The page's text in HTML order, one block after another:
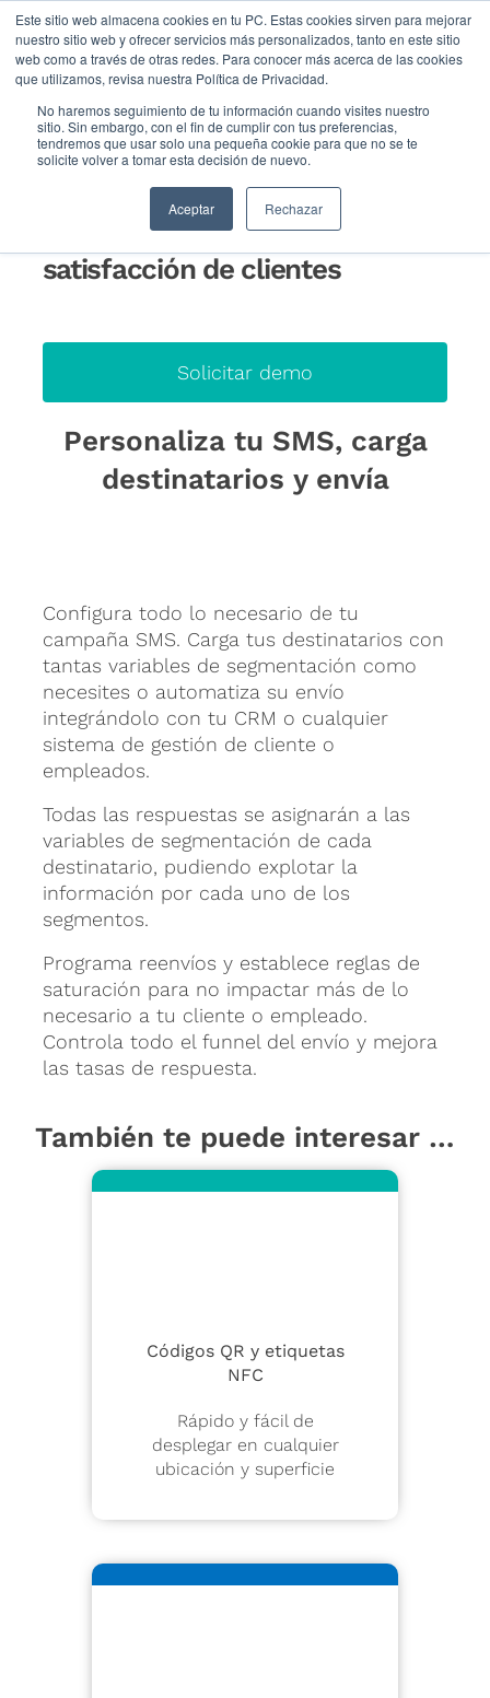
Este sitio web almacena cookies en tu PC. Estas cookies sirven para mejorar
nuestro sitio web y ofrecer servicios más personalizados, tanto en este sitio
web como a través de otras redes. Para conocer más acerca de las cookies
que utilizamos, revisa nuestra Política de Privacidad.
No haremos seguimiento de tu información cuando visites nuestro
sitio. Sin embargo, con el fin de cumplir con tus preferencias,
tendremos que usar solo una pequeña cookie para que no se te
solicite volver a tomar esta decisión de nuevo.
Aceptar Rechazar
Inicio>Experiencia cliente>Medición omnicanal
Encuestas por sms
Encuestas por SMS para la
satisfacción de clientes
Solicitar demo
Personaliza tu SMS, carga
destinatarios y envía
Configura todo lo necesario de tu
campaña SMS. Carga tus destinatarios con
tantas variables de segmentación como
necesites o automatiza su envío
integrándolo con tu CRM o cualquier
sistema de gestión de cliente o
empleados.
Todas las respuestas se asignarán a las
variables de segmentación de cada
destinatario, pudiendo explotar la
información por cada uno de los
segmentos.
Programa reenvíos y establece reglas de
saturación para no impactar más de lo
necesario a tu cliente o empleado.
Controla todo el funnel del envío y mejora
las tasas de respuesta.
También te puede interesar …
Códigos QR y etiquetas
NFC
Rápido y fácil de
desplegar en cualquier
ubicación y superficie